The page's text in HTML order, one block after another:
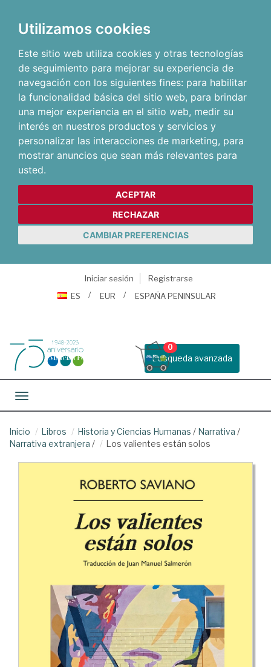
Utilizamos cookies
Este sitio web utiliza cookies y otras tecnologías
de seguimiento para mejorar su experiencia de
navegación con los siguientes fines: para habilitar
la funcionalidad básica del sitio web, para brindar
una mejor experiencia en el sitio web, medir su
interés en nuestros productos y servicios y
personalizar las interacciones de marketing, para
mostrar anuncios que sean más relevantes para
usted.
ACEPTAR
RECHAZAR
CAMBIAR PREFERENCIAS
Iniciar sesión
Registrarse
ES
EUR ESPAÑA PENINSULAR
Busqueda avanzada
0
Toggle navigation
Inicio Libros Historia y Ciencias Humanas / Narrativa /
Narrativa extranjera / Los valientes están solos